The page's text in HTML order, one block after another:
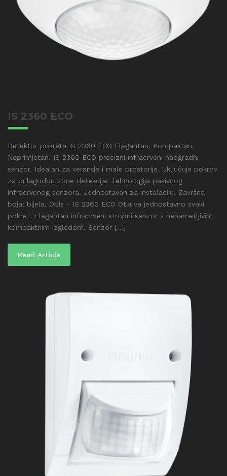
IS 2360 ECO
Detektor pokreta IS 2360 ECO Elegantan. Kompaktan.
Neprimjetan. IS 2360 ECO precizni infracrveni nadgradni
senzor. Idealan za verande i male prostorije. Uključuje pokrov
za prilagodbu zone detekcije. Tehnologija pasivnog
infracrvenog senzora. Jednostavan za instalaciju. Završna
boja: bijela. Opis - IS 2360 ECO Otkriva jednostavno svaki
pokret. Elegantan infracrveni stropni senzor s nenametljivim
kompaktnim izgledom. Senzor [...]
Read Article